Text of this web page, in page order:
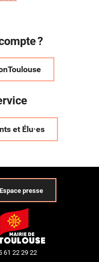
?
et Élu·es
Espace presse
61 22 29 22